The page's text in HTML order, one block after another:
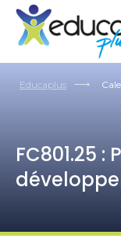
Educaplus
FC801.25